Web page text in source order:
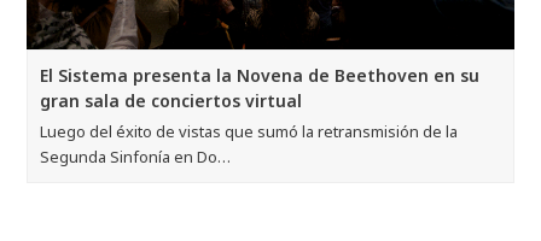
El Sistema presenta la Novena de Beethoven en su
gran sala de conciertos virtual
Luego del éxito de vistas que sumó la retransmisión de la
Segunda Sinfonía en Do…